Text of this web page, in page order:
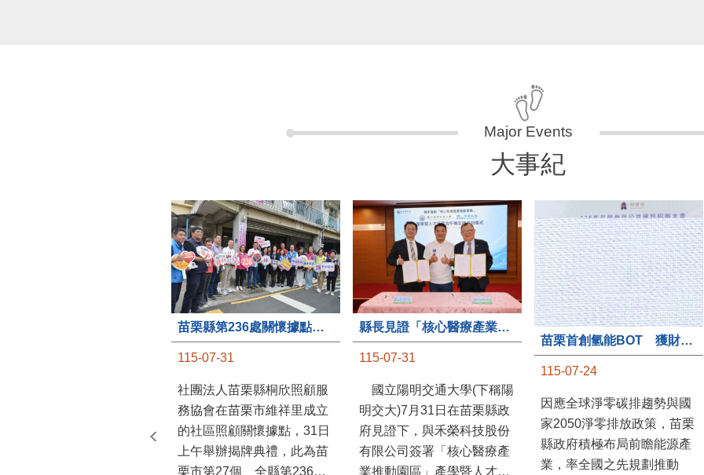
大事紀
苗栗縣第236處關懷據點在苗栗市維祥里揭牌
115-07-31
社團法人苗栗縣桐欣照顧服
務協會在苗栗市維祥里成立
的社區照顧關懷據點，31日
上午舉辦揭牌典禮，此為苗
栗市第27個、全縣第236處
115-07-31
國立陽明交通大學(下稱陽
明交大)7月31日在苗栗縣政
府見證下，與禾榮科技股份
有限公司簽署「核心醫療產
業推動園區」產學暨人才培
苗栗首創氫能BOT 獲財政部「突破之翼」肯定
115-07-24
因應全球淨零碳排趨勢與國
家2050淨零排放政策，苗栗
縣政府積極布局前瞻能源產
業，率全國之先規劃推動